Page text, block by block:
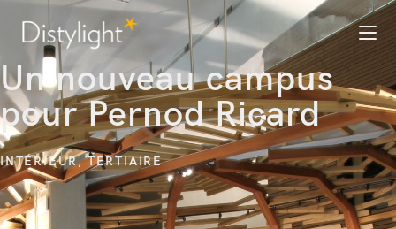
Un nouveau campus
pour Pernod Ricard
INTÉRIEUR,TERTIAIRE